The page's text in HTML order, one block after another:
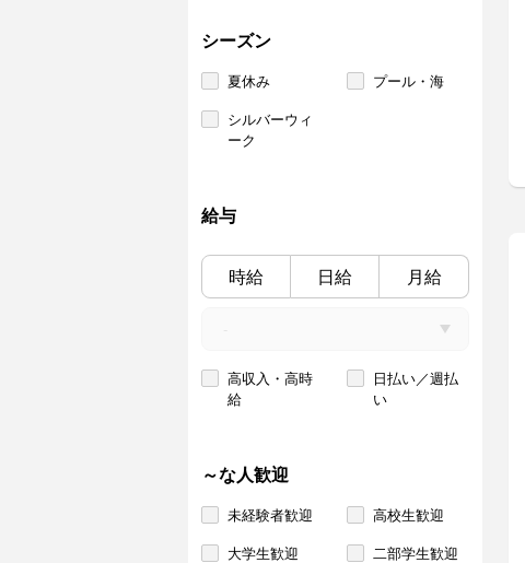
シーズン
夏休み プール・海
シルバーウィ
ーク
給与
時給 日給 月給
高収入・高時
給
日払い／週払
い
～な人歓迎
未経験者歓迎 高校生歓迎
大学生歓迎 二部学生歓迎